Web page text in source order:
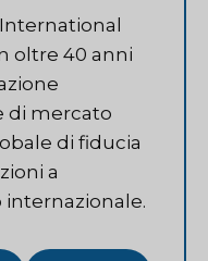
International
oltre 40 anni
di mercato
di fiducia
a
internazionale.